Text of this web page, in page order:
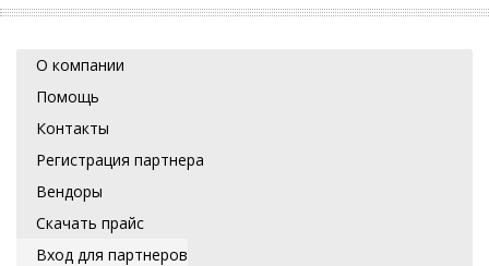
О компании
Помощь
Контакты
Регистрация партнера
Вендоры
Скачать прайс
Вход для партнеров